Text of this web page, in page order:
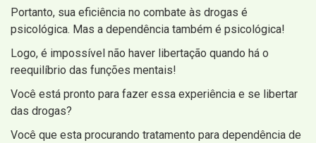
Portanto, sua eficiência no combate às drogas é
psicológica. Mas a dependência também é psicológica!
Logo, é impossível não haver libertação quando há o
reequilíbrio das funções mentais!
Você está pronto para fazer essa experiência e se libertar
das drogas?
Você que esta procurando tratamento para dependência de